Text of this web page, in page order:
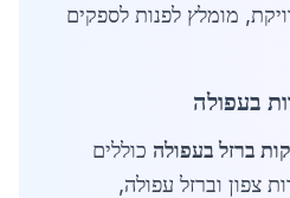
מומלץ לפנות לספקים
בעפולה
ברזל בעפולה כוללים
צפון וברזל עפולה,